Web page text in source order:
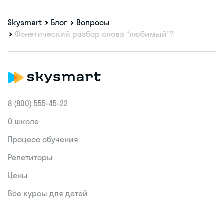
Skysmart Блог
Вопросы
Фонетический разбор слова “любимый”?
8 (800) 555‑45-22
О школе
Процесс обучения
Репетиторы
Цены
Все курсы для детей